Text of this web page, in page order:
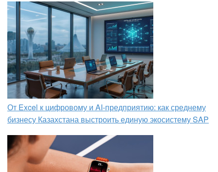
От Excel к цифровому и AI‑предприятию: как среднему
бизнесу Казахстана выстроить единую экосистему SAP